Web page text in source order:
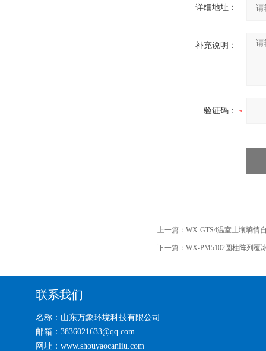
详细地址：
补充说明：
验证码：
上一篇： WX-GTS4温室土壤墒情
下一篇： WX-PM5102圆柱阵列覆
联系我们
名称：山东万象环境科技有限公司
邮箱：3836021633@qq.com
网址：www.shouyaocanliu.com